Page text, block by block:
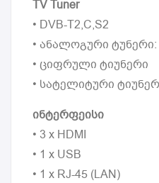
TV Tuner
• DVB-T2,C,S2
• ანალოგური ტუნერი:
• ციფრული ტიუნერი
• სატელიტური
ინტერფეისი
• 3 x HDMI
• 1 x USB
• 1 x RJ-45 (LAN)